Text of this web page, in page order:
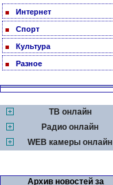
Интернет
Спорт
Культура
Разное
ТВ онлайн
Радио онлайн
WEB камеры онлайн
Архив новостей за